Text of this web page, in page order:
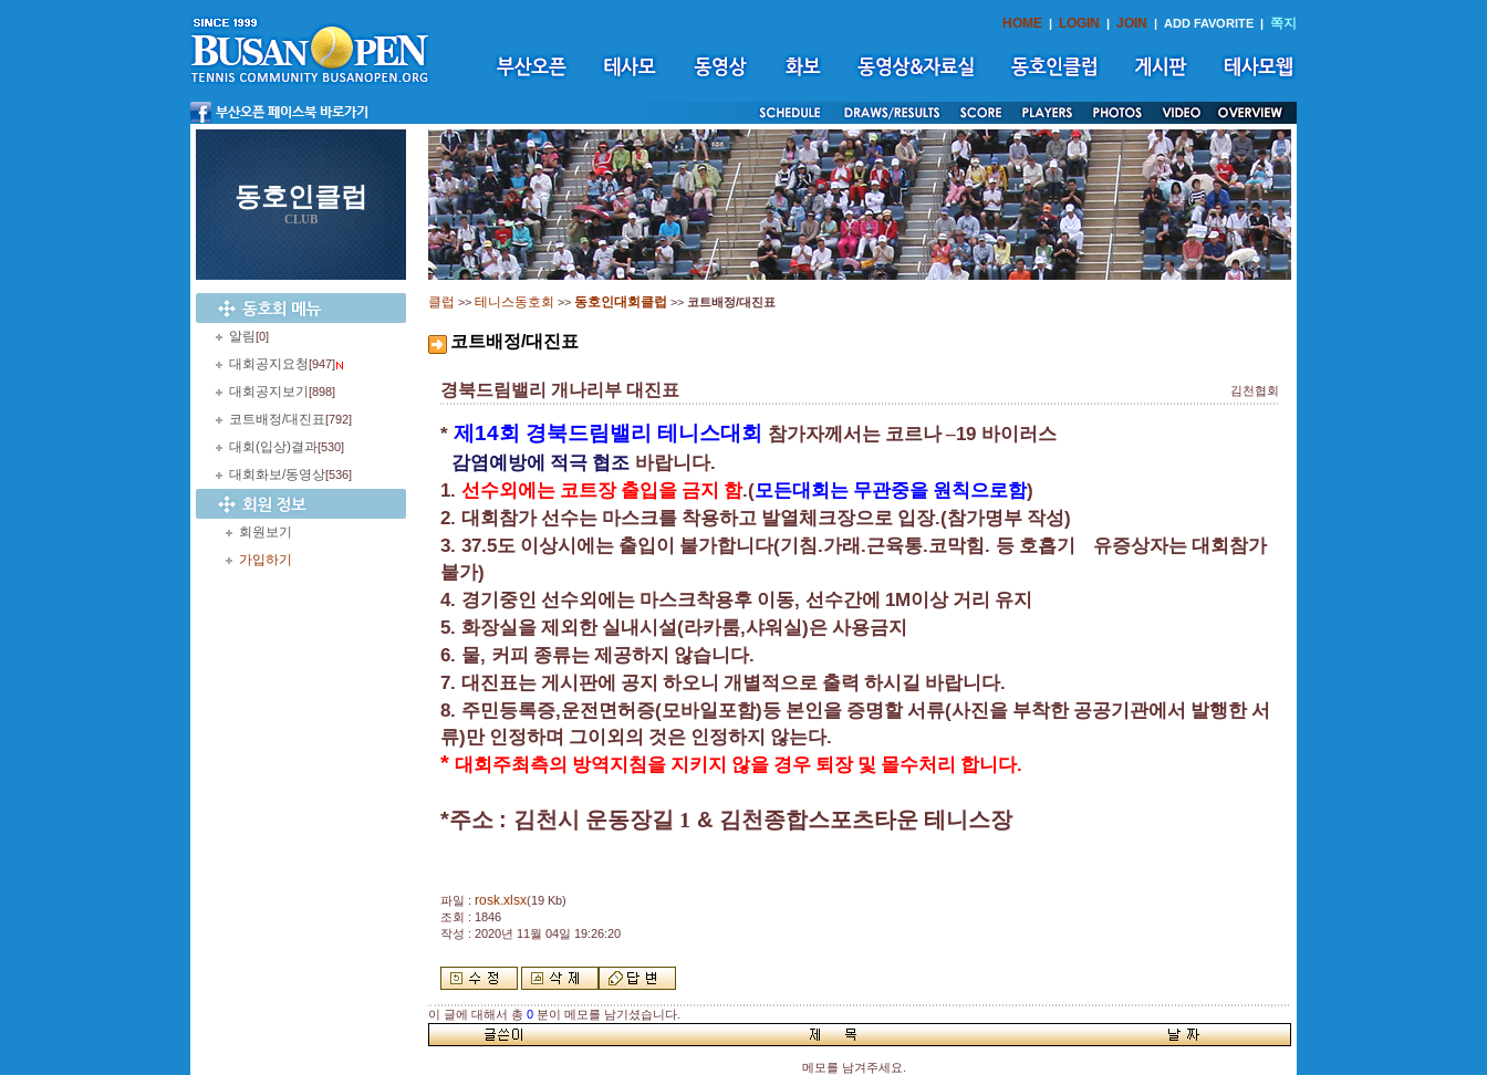
HOME | LOGIN | JOIN | ADD FAVORITE | 쪽지
동호인클럽
CLUB
알림[0]
대회공지요청[947]
대회공지보기 [898]
코트배정/대진표[792]
대회(입상)결과[530]
대회화보/동영상[536]
회원보기
가입하기
클럽 >> 테니스동호회 >> 동호인대회클럽 >> 코트배정/대진표
코트배정/대진표
경북드림밸리 개나리부 대진표 김천협회
* 제 14회 경북드림밸리 테니스대회 참가자께서는 코르나–19 바이러스
감염예방에 적극 협조 바랍니다.
1. 선수외에는 코트장 출입을 금지 함.(모든대회는 무관중을 원칙으로함)
2. 대회참가 선수는 마스크를 착용하고 발열체크장으로 입장.(참가명부 작성)
3. 37.5도 이상시에는 출입이 불가합니다(기침 .가래 .근육통.코막힘. 등 호흡기 유증상자는 대회참가
불가)
4. 경기중인 선수외에는 마스크착용후 이동, 선수간에 1M이상 거리 유지
5. 화장실을 제외한 실내시설(라카룸,샤워실)은 사용금지
6. 물, 커피 종류는 제공하지 않습니다.
7. 대진표는 게시판에 공지 하오니 개별적으로 출력 하시길 바랍니다.
8. 주민등록증,운전면허증(모바일포함)등 본인을 증명할 서류(사진을 부착한 공공기관에서 발행한 서
류)만 인정하며 그이외의 것은 인정하지 않는다.
* 대회 주최측의 방역지침을 지키지 않을 경우 퇴장 및 몰수처리 합니다.
*주소 : 김천시 운동장길 1 & 김천종합스포츠타운 테니스장
파일 : rosk.xlsx(19 Kb)
조회 : 1846
작성 : 2020년 11월 04일 19:26:20
이 글에 대해서 총 0 분이 메모를 남기셨습니다.
메모를 남겨주세요.